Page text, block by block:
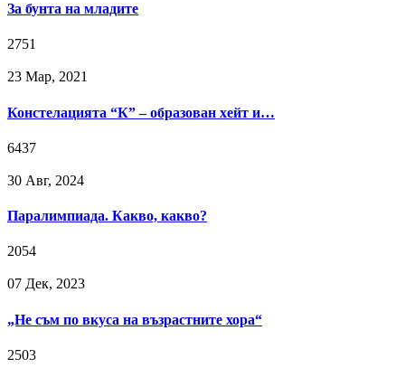
За бунта на младите
2751
23 Мар, 2021
Констелацията “К” – образован хейт и…
6437
30 Авг, 2024
Паралимпиада. Какво, какво?
2054
07 Дек, 2023
„Не съм по вкуса на възрастните хора“
2503